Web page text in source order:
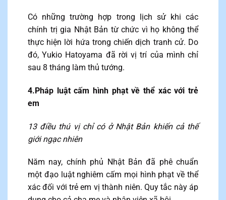
Có những trường hợp trong lịch sử khi các
chính trị gia Nhật Bản từ chức vì họ không thể
thực hiện lời hứa trong chiến dịch tranh cử. Do
đó, Yukio Hatoyama đã rời vị trí của mình chỉ
sau 8 tháng làm thủ tướng.
4.Pháp luật cấm hình phạt về thể xác với trẻ
em
13 điều thú vị chỉ có ở Nhật Bản khiến cả thế
giới ngạc nhiên
Năm nay, chính phủ Nhật Bản đã phê chuẩn
một đạo luật nghiêm cấm mọi hình phạt về thể
xác đối với trẻ em vị thành niên. Quy tắc này áp